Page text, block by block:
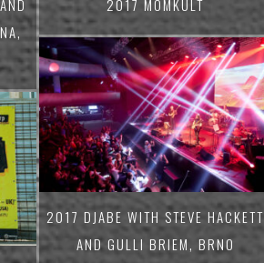
2017 MOMKULT
2017 DJABE WITH STEVE HACKETT
AND GULLI BRIEM, BRNO